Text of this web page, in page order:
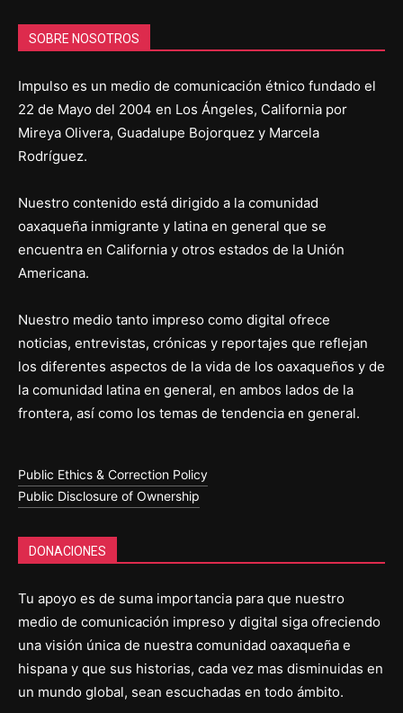
SOBRE NOSOTROS
Impulso es un medio de comunicación étnico fundado el
22 de Mayo del 2004 en Los Ángeles, California por
Mireya Olivera, Guadalupe Bojorquez y Marcela
Rodríguez.
Nuestro contenido está dirigido a la comunidad
oaxaqueña inmigrante y latina en general que se
encuentra en California y otros estados de la Unión
Americana.
Nuestro medio tanto impreso como digital ofrece
noticias, entrevistas, crónicas y reportajes que reflejan
los diferentes aspectos de la vida de los oaxaqueños y de
la comunidad latina en general, en ambos lados de la
frontera, así como los temas de tendencia en general.
Public Ethics & Correction Policy
Public Disclosure of Ownership
DONACIONES
Tu apoyo es de suma importancia para que nuestro
medio de comunicación impreso y digital siga ofreciendo
una visión única de nuestra comunidad oaxaqueña e
hispana y que sus historias, cada vez mas disminuidas en
un mundo global, sean escuchadas en todo ámbito.